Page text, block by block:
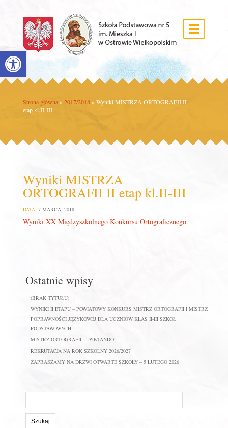
Open toolbar
Strona główna » 2017/2018 »Wyniki MISTRZA ORTOGRAFII II
etap kl.II-III
Wyniki MISTRZA
ORTOGRAFII II etap kl.II-III
DATA: 7 MARCA, 2018
Wyniki XX Międzyszkolnego Konkursu Ortograficznego
Ostatnie wpisy
(BRAK TYTUŁU)
WYNIKI II ETAPU – POWIATOWY KONKURS MISTRZ ORTOGRAFII I MISTRZ
POPRAWNOŚCI JĘZYKOWEJ DLA UCZNIÓW KLAS II-III SZKÓŁ
PODSTAWOWYCH
MISTRZ ORTOGRAFII – DYKTANDO
REKRUTACJA NA ROK SZKOLNY 2026/2027
ZAPRASZAMY NA DRZWI OTWARTE SZKOŁY – 5 LUTEGO 2026
stronie: